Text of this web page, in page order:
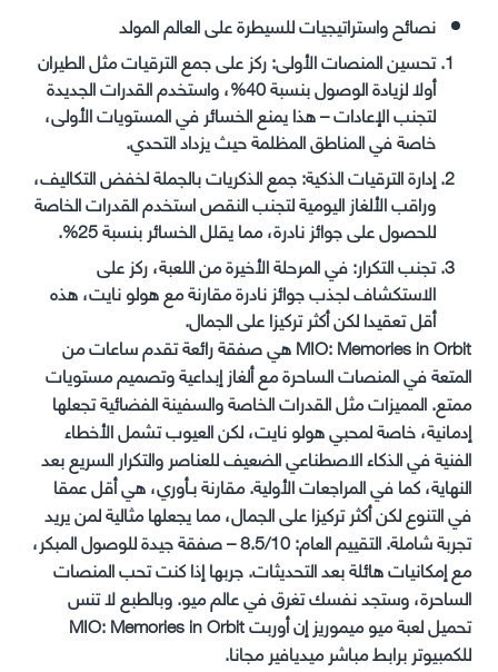
نصائح واستراتيجيات للسيطرة على العالم المولد
تحسين المنصات الأولى: ركز على جمع الترقيات مثل الطيران
أولا لزيادة الوصول بنسبة 40%، واستخدم القدرات الجديدة
لتجنب الإعادات – هذا يمنع الخسائر في المستويات الأولى،
خاصة في المناطق المظلمة حيث يزداد التحدي.
إدارة الترقيات الذكية: جمع الذكريات بالجملة لخفض التكاليف،
وراقب الألغاز اليومية لتجنب النقص استخدم القدرات الخاصة
للحصول على جوائز نادرة، مما يقلل الخسائر بنسبة 25%.
تجنب التكرار: في المرحلة الأخيرة من اللعبة، ركز على
الاستكشاف لجذب جوائز نادرة مقارنة مع هولو نايت، هذه
أقل تعقيدا لكن أكثر تركيزا على الجمال.
MIO: Memories in Orbit هي صفقة رائعة تقدم ساعات من
المتعة في المنصات الساحرة مع ألغاز إبداعية وتصميم مستويات
ممتع. المميزات مثل القدرات الخاصة والسفينة الفضائية تجعلها
إدمانية، خاصة لمحبي هولو نايت، لكن العيوب تشمل الأخطاء
الفنية في الذكاء الاصطناعي الضعيف للعناصر والتكرار السريع بعد
النهاية، كما في المراجعات الأولية. مقارنة بـأوري، هي أقل عمقا
في التنوع لكن أكثر تركيزا على الجمال، مما يجعلها مثالية لمن يريد
تجربة شاملة. التقييم العام: 8.5/10 – صفقة جيدة للوصول المبكر،
مع إمكانيات هائلة بعد التحديثات. جربها إذا كنت تحب المنصات
الساحرة، وستجد نفسك تغرق في عالم ميو. وبالطبع لا تنس
تحميل لعبة ميو ميموريز إن أوربت MIO: Memories in Orbit
للكمبيوتر برابط مباشر ميديافير مجانا.